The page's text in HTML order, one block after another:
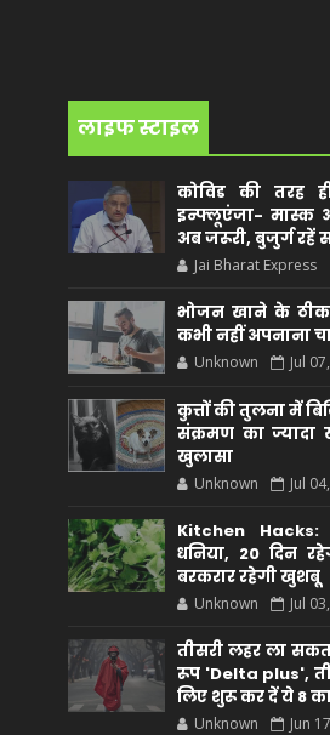
लाइफ स्टाइल
कोविड की तरह
इन्फ्लूएंजा- मास्क
अब जरूरी, बुजुर्ग रहें
Jai Bharat Express
भोजन खाने के
कभी नहीं अपनाना
Unknown Jul
कुत्तों की तुलना में
संक्रमण का ज्यादा
खुलासा
Unknown Jul
Kitchen
धनिया, 20 दिन
बरकरार रहेगी खुशबू
Unknown Jul
तीसरी लहर ला
रूप 'Delta plus',
लिए शुरू कर दें ये 8
Unknown Jun